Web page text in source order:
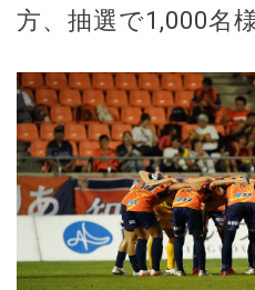
方、抽選で1,000名